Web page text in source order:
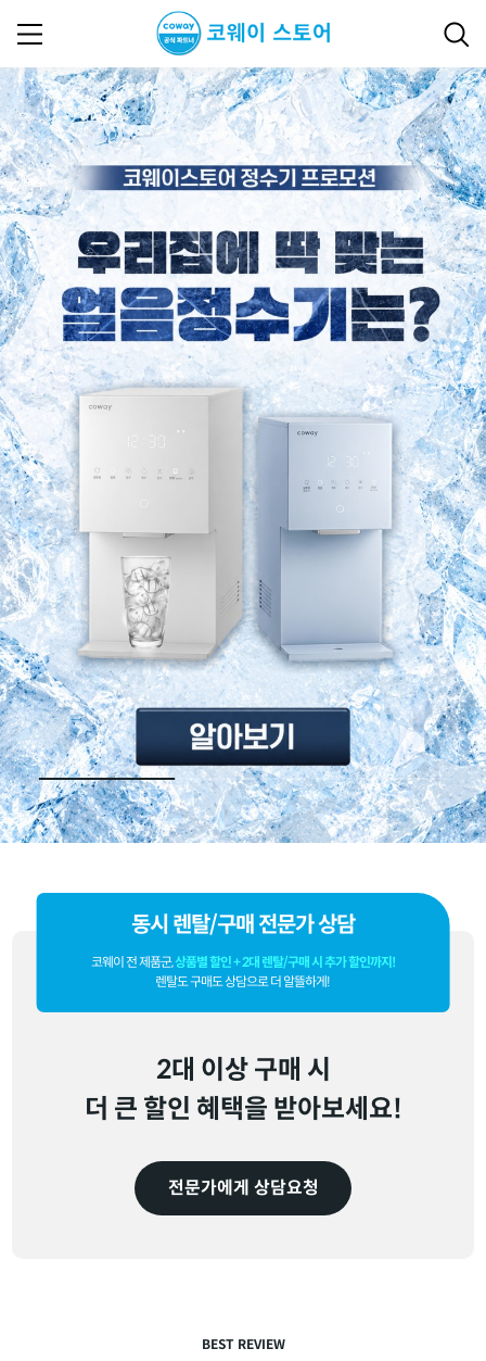
동시 렌탈/구매 전문가 상담
코웨이 전 제품군,상품별 할인 + 2대 렌탈/구매 시 추가 할인까지!
렌탈도 구매도 상담으로 더 알뜰하게!
2대 이상 구매 시
더 큰 할인 혜택을 받아보세요!
전문가에게 상담요청
BEST REVIEW